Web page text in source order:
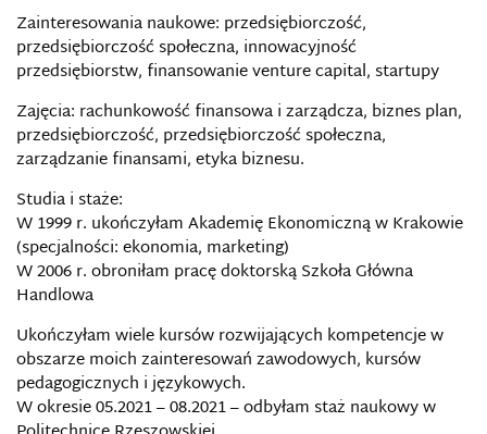
Zainteresowania naukowe: przedsiębiorczość,
przedsiębiorczość społeczna, innowacyjność
przedsiębiorstw, finansowanie venture capital, startupy
Zajęcia: rachunkowość finansowa i zarządcza, biznes plan,
przedsiębiorczość, przedsiębiorczość społeczna,
zarządzanie finansami, etyka biznesu.
Studia i staże:
W 1999 r. ukończyłam Akademię Ekonomiczną w Krakowie
(specjalności: ekonomia, marketing)
W 2006 r. obroniłam pracę doktorską Szkoła Główna
Handlowa
Ukończyłam wiele kursów rozwijających kompetencje w
obszarze moich zainteresowań zawodowych, kursów
pedagogicznych i językowych.
W okresie 05.2021 – 08.2021 – odbyłam staż naukowy w